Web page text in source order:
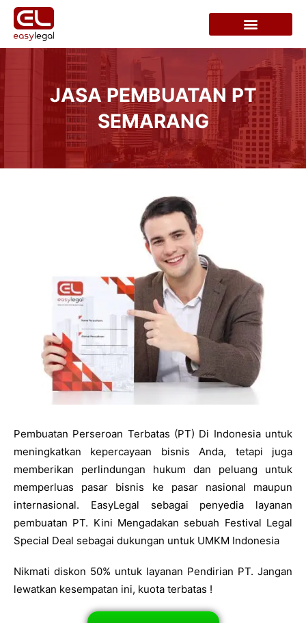
JASA PEMBUATAN PT
SEMARANG
Pembuatan Perseroan Terbatas (PT) Di Indonesia untuk
meningkatkan kepercayaan bisnis Anda, tetapi juga
memberikan perlindungan hukum dan peluang untuk
memperluas pasar bisnis ke pasar nasional maupun
internasional. EasyLegal sebagai penyedia layanan
pembuatan PT. Kini Mengadakan sebuah Festival Legal
Special Deal sebagai dukungan untuk UMKM Indonesia
Nikmati diskon 50% untuk layanan Pendirian PT. Jangan
lewatkan kesempatan ini, kuota terbatas !